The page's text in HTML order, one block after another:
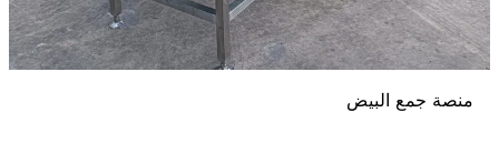
منصة جمع البيض